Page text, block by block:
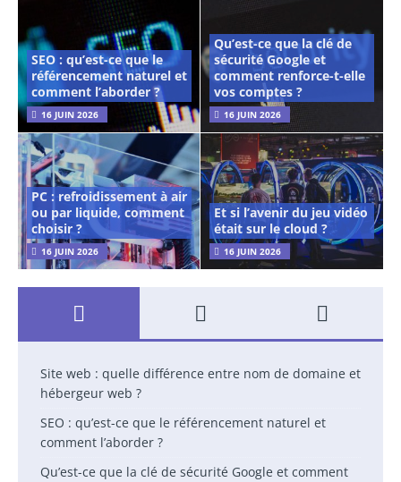
SEO : qu’est-ce que le
référencement naturel et
comment l’aborder ?
16 JUIN 2026
Qu’est-ce que la clé de
sécurité Google et
comment renforce-t-elle
vos comptes ?
16 JUIN 2026
PC : refroidissement à air
ou par liquide, comment
choisir ?
16 JUIN 2026
Et si l’avenir du jeu vidéo
était sur le cloud ?
16 JUIN 2026
Site web : quelle différence entre nom de domaine et
hébergeur web ?
SEO : qu’est-ce que le référencement naturel et
comment l’aborder ?
Qu’est-ce que la clé de sécurité Google et comment